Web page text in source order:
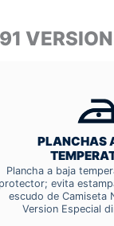
PLANCHAS
Plancha a baja
protector; evita
escudo de Camiseta
Version Especial